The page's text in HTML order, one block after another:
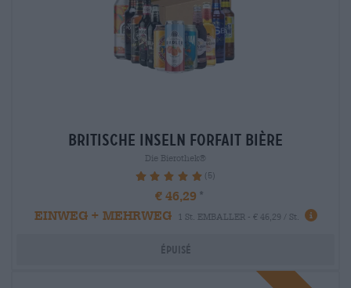
britische inseln Forfait bière
Die Bierothek®
100% (5)
€ 46,29
EINWEG + MEHRWEG
1 St. EMBALLER - € 46,29 / St.
Épuisé